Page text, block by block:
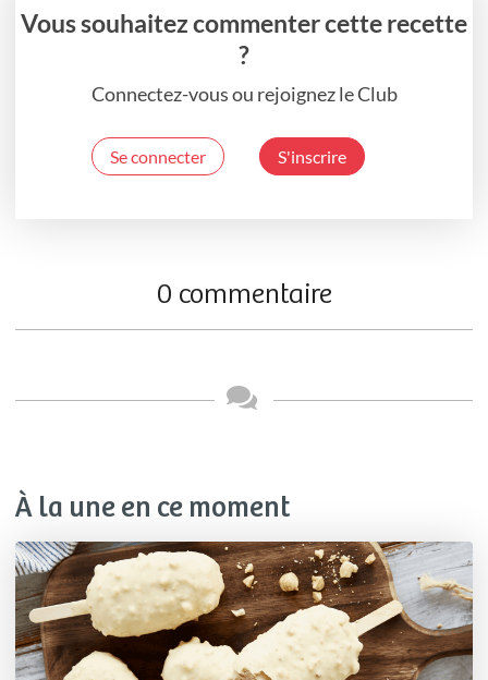
Vous souhaitez commenter cette recette
?
Connectez-vous ou rejoignez le Club
Se connecter S'inscrire
0 commentaire
À la une en ce moment